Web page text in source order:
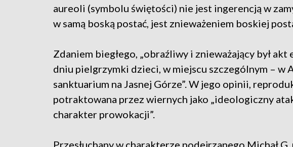
aureoli (symbolu świętości) nie jest ingerencją w
w samą boską postać, jest znieważeniem boskiej
Zdaniem biegłego, „obraźliwy i znieważający był
dniu pielgrzymki dzieci, w miejscu szczególnym – w
sanktuarium na Jasnej Górze”. W jego opinii,
potraktowana przez wiernych jako „ideologiczny
charakter prowokacji”.